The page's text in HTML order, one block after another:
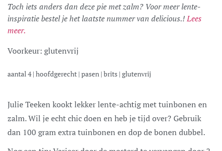
Toch iets anders dan deze pie met zalm? Voor meer lente-
inspiratie bestel je het laatste nummer van delicious.!Lees
meer.
Voorkeur: glutenvrij
aantal 4| hoofdgerecht | pasen | brits | glutenvrij
Julie Teeken kookt lekker lente-achtig met tuinbonen en
zalm. Wil je echt chic doen en heb je tijd over? Gebruik
dan 100 gram extra tuinbonen en dop de bonen dubbel.